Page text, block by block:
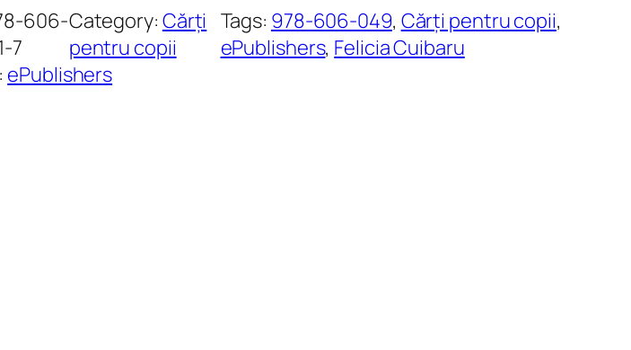
606-
7
Category: Cărți
pentru copii
Tags: 978-606-049, Cărți pentru copii
ePublishers, Felicia Cuibaru
ePublishers